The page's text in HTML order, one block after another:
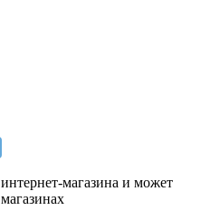
магазина и может